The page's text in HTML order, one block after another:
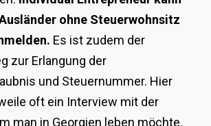
ohne Steuerwohnsitz
Es ist zudem der
zur Erlangung der
und Steuernummer. Hier
oft ein Interview mit der
man in Georgien leben möchte.